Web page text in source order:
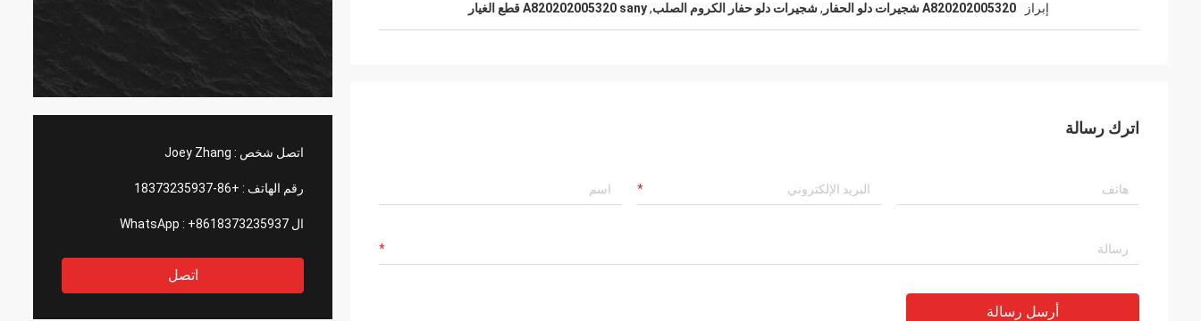
اتصل شخص : Joey Zhang
رقم الهاتف : +86-18373235937
ال WhatsApp : +8618373235937
اتصل
إبراز A820202005320 شجيرات دلو الحفار ,شجيرات دلو حفار الكروم الصلب,A820202005320 sany قطع الغيار
اترك رسالة
أرسل رسالة